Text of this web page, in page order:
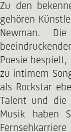
Zu den
gehören
Newman.
Poesie
zu intimem
als Rockstar
Talent und die
Musik haben